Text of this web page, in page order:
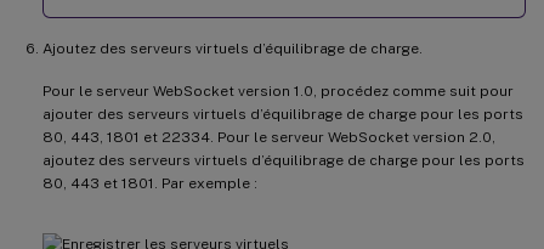
Ajoutez des serveurs virtuels d’équilibrage de charge.
Pour le serveur WebSocket version 1.0, procédez comme suit pour
ajouter des serveurs virtuels d’équilibrage de charge pour les ports
80, 443, 1801 et 22334. Pour le serveur WebSocket version 2.0,
ajoutez des serveurs virtuels d’équilibrage de charge pour les ports
80, 443 et 1801. Par exemple :